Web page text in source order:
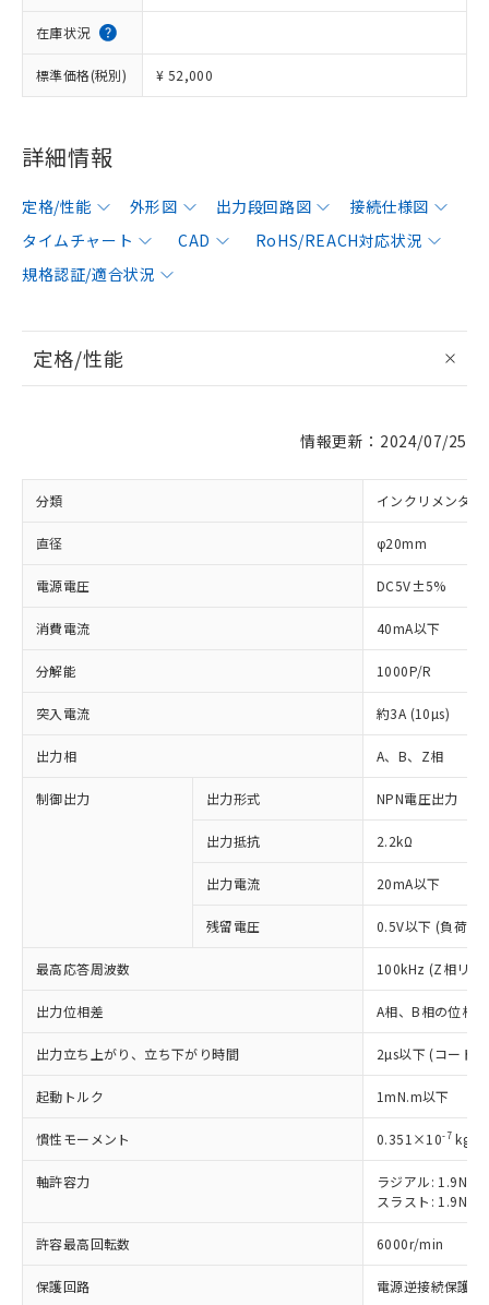
在庫状況
標準価格(税別) ¥ 52,000
詳細情報
定格/性能 外形図 出力段回路図
接続仕様図
タイムチャート
CAD
RoHS/REACH対応状況
規格認証/適合状況
定格/性能
情報更新：2024/07/25
分類 インクリメンタ
直径 φ20mm
電源電圧 DC5V±5%
消費電流 40mA以下
分解能 1000P/R
突入電流 約3A (10µs)
出力相 A、B、Z相
制御出力 出力形式 NPN電圧出力
出力抵抗 2.2kΩ
出力電流 20mA以下
残留電圧 0.5V以下 (負荷電
最高応答周波数 100kHz (Z相リセ
出力位相差 A相、B相の位相
出力立ち上がり、立ち下がり時間 2µs以下 (コード
起動トルク 1mN.m以下
慣性モーメント 0.351×10-7 kg.m
軸許容力
ラジアル: 1.9N
スラスト: 1.9N
許容最高回転数 6000r/min
保護回路 電源逆接続保護
ご利用条件
以下の条件をお読みいただき、同意のうえ
ご利用ください。
本サービスは、当社制御機器事業取扱
商品の当社在庫状況および標準価格
(税抜)を提供させていただくもので
す。
当社制御機器事業取扱商品の中には、
本サービスの対象外となる商品もある
対応済み：EU RoHS指令（10物質）の
非含有に対応した製品が提供可能な商品で
す。
対応予定：EU RoHS指令（10物質）の非含
有に対応した製品に切り替える予定のある
対応予定なし：EU RoHS指令（10物質）の
非含有に非対応の商品で、対応品を出す予
定はありません。
調査・確認中：EU RoHS指令（10物質）の
非含有の対応状況を調査中または確認中の
非該当品：ライセンス料など無形物で、有
害物質有無と関係のない商品です。
仕入先様の事情により、非含有部品として
いたものが、含有品と判明した場合などや
※1 中国RoHS○×表
「○」：最大均質材料含有率が中国RoHSの
基準値以下であることを示します。
「×」：最大均質材料含有率が中国RoHSの
基準値を超えていることを示します。